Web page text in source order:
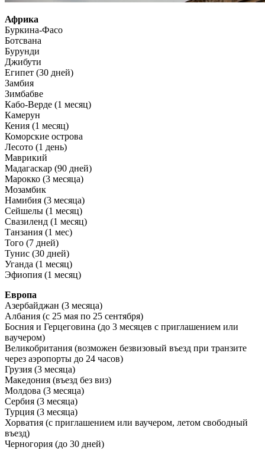
Африка
Буркина-Фасо
Ботсвана
Бурунди
Джибути
Египет (30 дней)
Замбия
Зимбабве
Кабо-Верде (1 месяц)
Камерун
Кения (1 месяц)
Коморские острова
Лесото (1 день)
Маврикий
Мадагаскар (90 дней)
Марокко (3 месяца)
Мозамбик
Намибия (3 месяца)
Сейшелы (1 месяц)
Свазиленд (1 месяц)
Танзания (1 мес)
Того (7 дней)
Тунис (30 дней)
Уганда (1 месяц)
Эфиопия (1 месяц)
Европа
Азербайджан (3 месяца)
Албания (с 25 мая по 25 сентября)
Босния и Герцеговина (до 3 месяцев с приглашением или
ваучером)
Великобритания (возможен безвизовый въезд при транзите
через аэропорты до 24 часов)
Грузия (3 месяца)
Македония (въезд без виз)
Молдова (3 месяца)
Сербия (3 месяца)
Турция (3 месяца)
Хорватия (с приглашением или ваучером, летом свободный
въезд)
Черногория (до 30 дней)